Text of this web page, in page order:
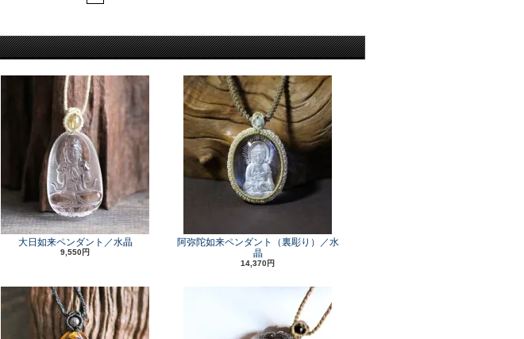
大日如来ペンダント／水晶
9,550円
阿弥陀如来ペンダント（裏彫り）／水
晶
14,370円